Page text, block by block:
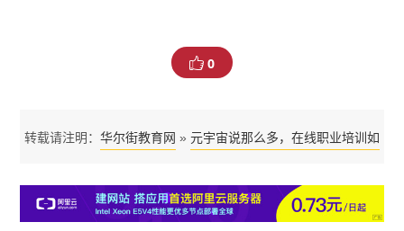
0
转载请注明： 华尔街教育网 » 元宇宙说那么多，在线职业培训如